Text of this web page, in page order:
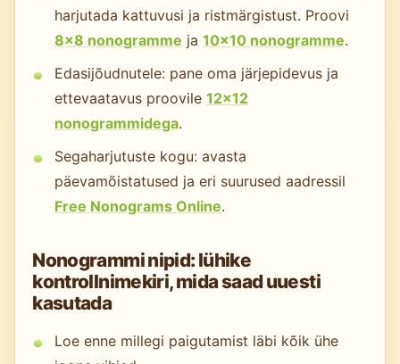
harjutada kattuvusi ja ristmärgistust. Proovi
8×8 nonogramme ja 10×10 nonogramme.
Edasijõudnutele: pane oma järjepidevus ja
ettevaatavus proovile 12×12
nonogrammidega.
Segaharjutuste kogu: avasta
päevamõistatused ja eri suurused aadressil
Free Nonograms Online.
Nonogrammi nipid: lühike
kontrollnimekiri, mida saad uuesti
kasutada
Loe enne millegi paigutamist läbi kõik ühe